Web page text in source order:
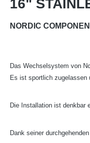
16"
NORDIC
Das Wechselsystem von
Es ist sportlich zugelassen
Die Installation ist denkbar
Dank seiner